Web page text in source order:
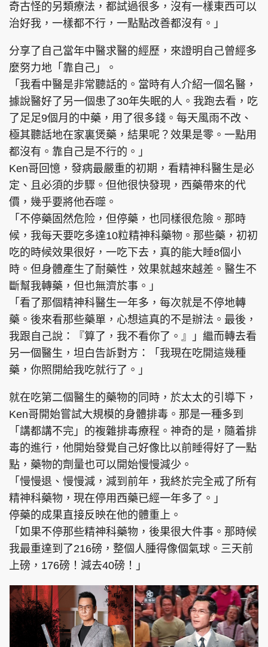
奇古怪的另類療法，都試過很多，沒有一樣東西可以
治好我，一樣都不行，一點點改善都沒有。」
分享了自己當年中醫求醫的經歷，來證明自己曾經多
麼努力地「靠自己」。
「我看中醫是非常聽話的。當時有人介紹一個名醫，
據說醫好了另一個患了30年失眠的人。我跑去看，吃
了足足9個月的中藥，用了很多錢。每天風雨不改、
極其聽話地在家裏煲藥，結果呢？效果是零。一點用
都沒有。靠自己是不行的。」
Ken哥回憶，發病最嚴重的初期，看精神科醫生是必
定、且必須的步驟。但他很快發現，西藥帶來的代
價，幾乎要將他吞噬。
「不停藥固然危险，但停藥，也同樣很危險。那時
候，我每天要吃多達10粒精神科藥物。那些藥，初初
吃的時候效果很好，一吃下去，真的能大睡8個小
時。但身體產生了耐藥性，效果就越來越差。醫生不
斷幫我轉藥，但也無濟於事。」
「看了那個精神科醫生一年多，每次就是不停地轉
藥。後來看那些藥單，心想這真的不是辦法。最後，
我跟自己說：『算了，我不看你了。』」繼而轉去看
另一個醫生，坦白告訴對方：「我現在吃開這幾種
藥，你照開給我吃就行了。」
就在吃第二個醫生的藥物的同時，於太太的引導下，
Ken哥開始嘗試大規模的身體排毒。那是一種多到
「講都講不完」的複雜排毒療程。神奇的是，隨着排
毒的進行，他開始發覺自己好像比以前睡得好了一點
點，藥物的劑量也可以開始慢慢減少。
「慢慢退、慢慢減，減到前年，我終於完全戒了所有
精神科藥物，現在停用西藥已經一年多了。」
停藥的成果直接反映在他的體重上。
「如果不停那些精神科藥物，後果很大件事。那時候
我最重達到了216磅，整個人腫得像個氣球。三天前
上磅，176磅！減去40磅！」